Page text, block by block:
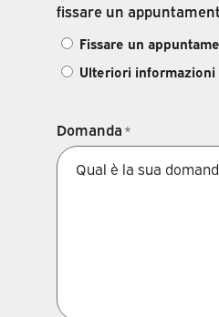
fissare un
Fissare un
Ulteriori informazioni
Domanda *